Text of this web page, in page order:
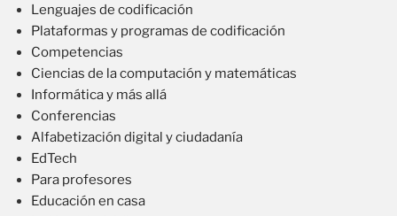
Lenguajes de codificación
Plataformas y programas de codificación
Competencias
Ciencias de la computación y matemáticas
Informática y más allá
Conferencias
Alfabetización digital y ciudadanía
EdTech
Para profesores
Educación en casa